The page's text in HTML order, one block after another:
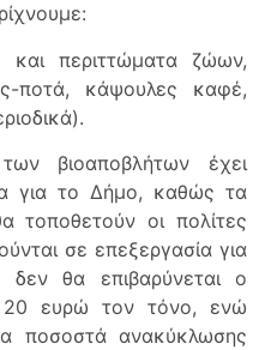
και περιττώματα ζώων,
ποτά, κάψουλες καφέ,
βιοαποβλήτων έχει
για το Δήμο, καθώς τα
οι πολίτες
σε επεξεργασία για
θα επιβαρύνεται ο
ευρώ τον τόνο, ενώ
ποσοστά ανακύκλωσης